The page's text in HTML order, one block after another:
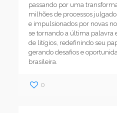
passando por uma
milhões de processos
e impulsionados por novas
se tornando a última
de litígios, redefinindo seu
gerando desafios e
brasileira.
0